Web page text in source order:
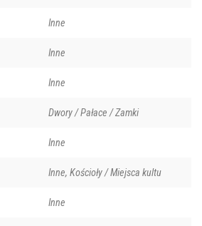
Inne
Inne
Inne
Dwory / Pałace / Zamki
Inne
Inne, Kościoły / Miejsca kultu
Inne